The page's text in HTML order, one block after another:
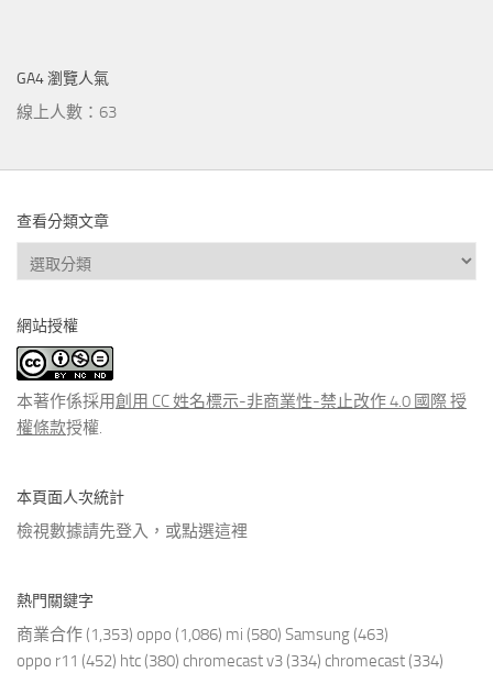
GA4 瀏覽人氣
線上人數：63
查看分類文章
查
看
類
文
章
網站授權
本著作係採用創用 CC 姓名標示-非商業性-禁止改作 4.0 國際 授
權條款授權.
本頁面人次統計
檢視數據請先登入，或點選這裡
熱門關鍵字
商業合作 (1,353) oppo (1,086) mi (580) Samsung (463)
oppo r11 (452) htc (380) chromecast v3 (334) chromecast (334)